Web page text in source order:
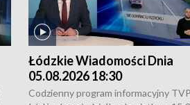
Łódzkie Wiadomości Dnia
05.08.2026 18:30
Codzienny program informacyjny